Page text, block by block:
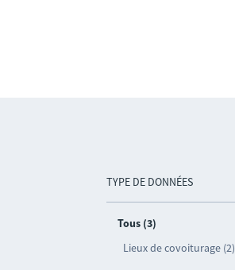
TYPE DE DONNÉES
Tous (3)
Lieux de covoiturage (2)